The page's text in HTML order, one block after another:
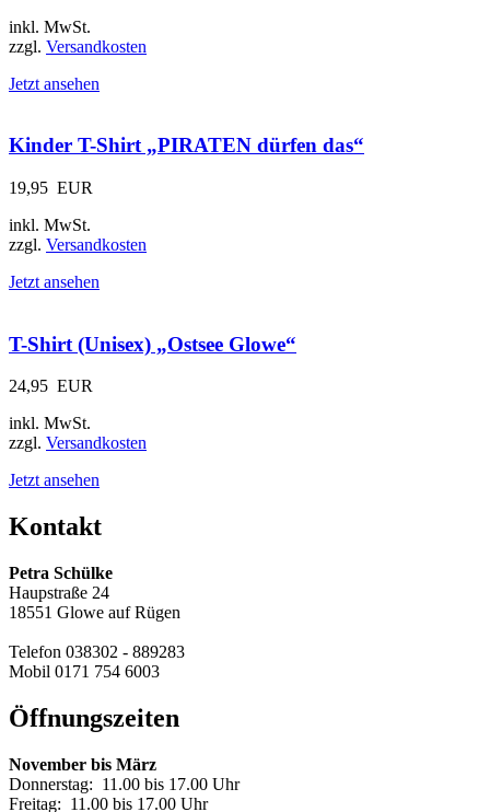
inkl. MwSt.
zzgl. Versandkosten
Jetzt ansehen
Kinder T-Shirt „PIRATEN dürfen das“
19,95 EUR
inkl. MwSt.
zzgl. Versandkosten
Jetzt ansehen
T-Shirt (Unisex) „Ostsee Glowe“
24,95 EUR
inkl. MwSt.
zzgl. Versandkosten
Jetzt ansehen
Kontakt
Petra Schülke
Haupstraße 24
18551 Glowe auf Rügen
Telefon 038302 - 889283
Mobil 0171 754 6003
Öffnungszeiten
November bis März
Donnerstag: 11.00 bis 17.00 Uhr
Freitag: 11.00 bis 17.00 Uhr